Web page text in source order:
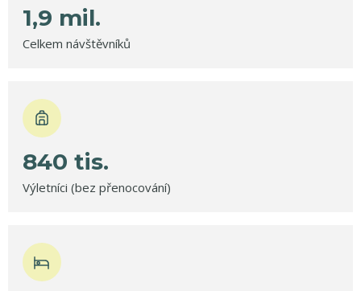
1,9 mil.
Celkem návštěvníků
840 tis.
Výletníci (bez přenocování)